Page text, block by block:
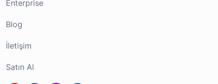
Enterprise
Blog
İletişim
Satın Al